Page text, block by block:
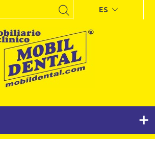
ES